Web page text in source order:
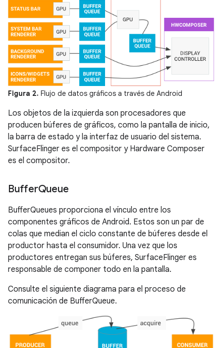
Figura 2. Flujo de datos gráficos a través de Android
Los objetos de la izquierda son procesadores que
producen búferes de gráficos, como la pantalla de inicio,
la barra de estado y la interfaz de usuario del sistema.
SurfaceFlinger es el compositor y Hardware Composer
es el compositor.
BufferQueue
BufferQueues proporciona el vínculo entre los
componentes gráficos de Android. Estos son un par de
colas que median el ciclo constante de búferes desde el
productor hasta el consumidor. Una vez que los
productores entregan sus búferes, SurfaceFlinger es
responsable de componer todo en la pantalla.
Consulte el siguiente diagrama para el proceso de
comunicación de BufferQueue.